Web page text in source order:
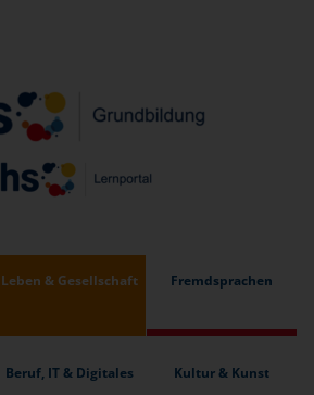
Leben & Gesellschaft Fremdsprachen
Beruf, IT & Digitales Kultur & Kunst